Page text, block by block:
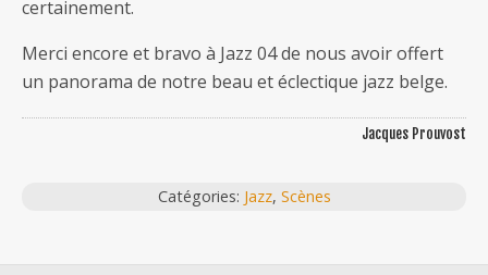
certainement.
Merci encore et bravo à Jazz 04 de nous avoir offert
un panorama de notre beau et éclectique jazz belge.
Jacques Prouvost
Catégories: Jazz, Scènes